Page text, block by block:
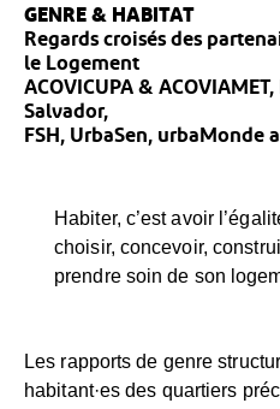
GENRE & HABITAT
Regards croisés des
le Logement
ACOVICUPA &
Salvador,
FSH, UrbaSen, urbaMonde
Habiter, c’est avoir
choisir, concevoir,
prendre soin de son
Les rapports de genre
habitant·es des quartiers